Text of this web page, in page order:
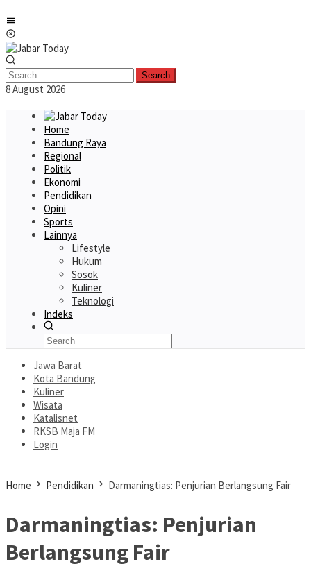
to
content
Search
8 August 2026
Home
Bandung Raya
Regional
Politik
Ekonomi
Pendidikan
Opini
Sports
Lainnya
Lifestyle
Hukum
Sosok
Kuliner
Teknologi
Indeks
Jawa Barat
Kota Bandung
Kuliner
Wisata
Katalisnet
RKSB Maja FM
Login
Home Pendidikan Darmaningtias: Penjurian Berlangsung Fair
Darmaningtias: Penjurian
Berlangsung Fair